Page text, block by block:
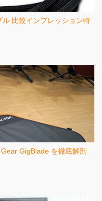
比較インプレッション特
GigBlade を徹底解剖